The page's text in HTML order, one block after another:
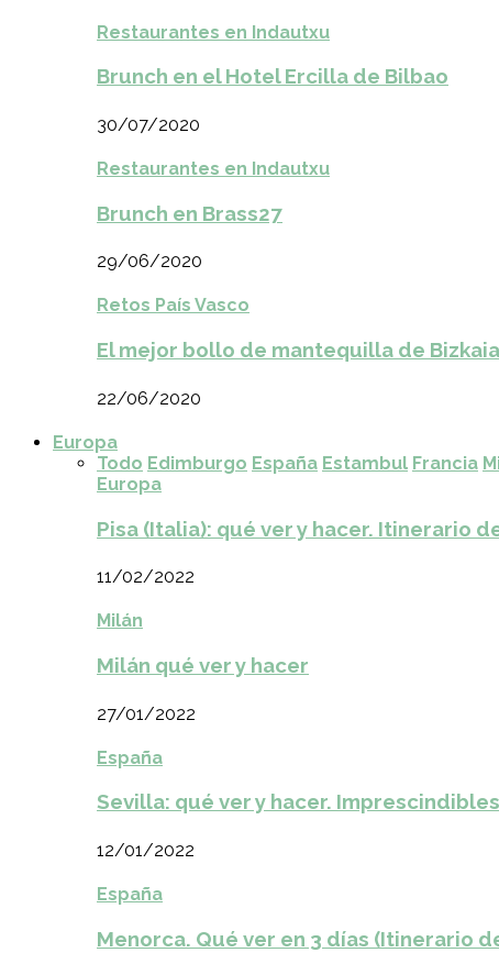
Restaurantes en Indautxu
Brunch en el Hotel Ercilla de Bilbao
30/07/2020
Restaurantes en Indautxu
Brunch en Brass27
29/06/2020
Retos País Vasco
El mejor bollo de mantequilla de Bizkaia
22/06/2020
Europa
Todo Edimburgo España Estambul Francia
Europa
Pisa (Italia): qué ver y hacer. Itinerario
11/02/2022
Milán
Milán qué ver y hacer
27/01/2022
España
Sevilla: qué ver y hacer.
12/01/2022
España
Menorca. Qué ver en 3 días (Itinerario